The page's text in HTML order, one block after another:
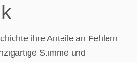
ihre Anteile an Fehlern
Stimme und